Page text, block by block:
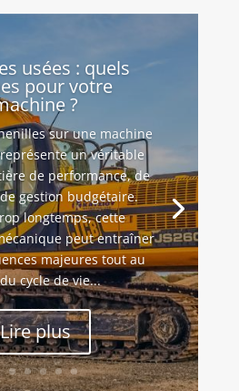
usées : quels
pour votre
?
sur une machine
un véritable
de performance, de
gestion budgétaire.
longtemps, cette
peut entraîner
majeures tout au
cycle de vie...
Lire plus